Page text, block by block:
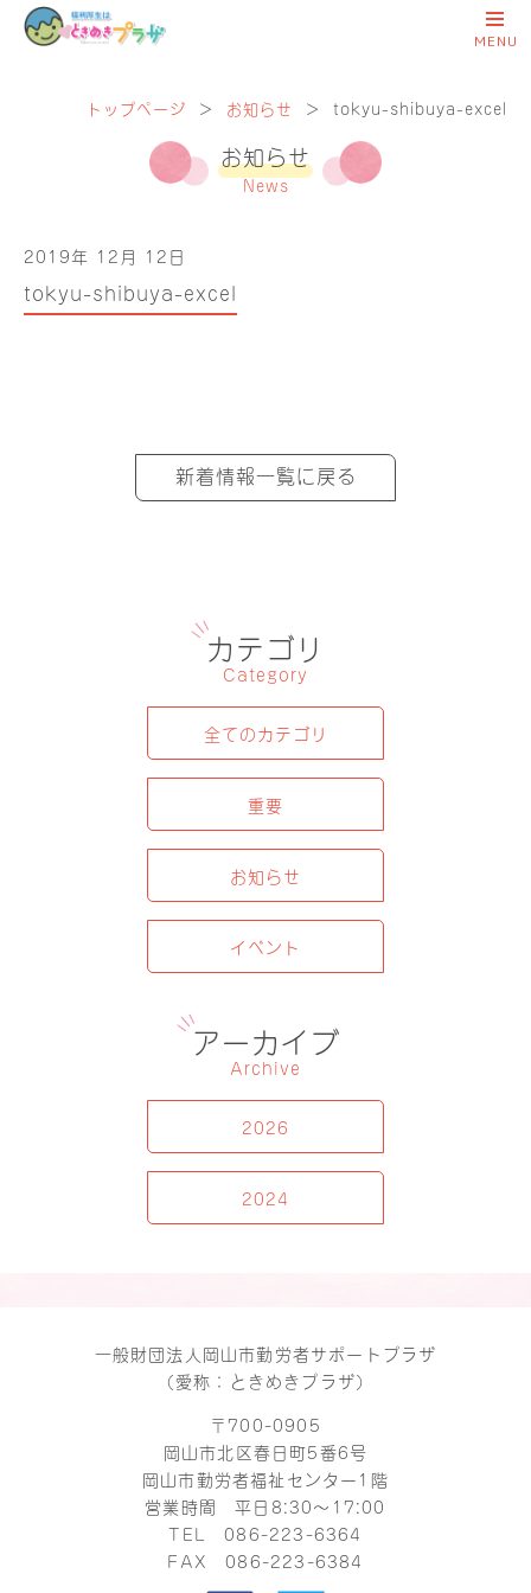
トップページ ＞ お知らせ ＞ tokyu-shibuya-excel
お知らせ
News
2019年 12月 12日
tokyu-shibuya-excel
新着情報一覧に戻る
カテゴリ
Category
全てのカテゴリ
重要
お知らせ
イベント
アーカイブ
Archive
2026
2024
一般財団法人岡山市勤労者サポートプラザ
（愛称：ときめきプラザ）
〒700-0905
岡山市北区春日町5番6号
岡山市勤労者福祉センター1階
営業時間 平日8:30～17:00
TEL086-223-6364
FAX 086-223-6384